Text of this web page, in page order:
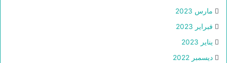
مارس 2023
فبراير 2023
يناير 2023
ديسمبر 2022